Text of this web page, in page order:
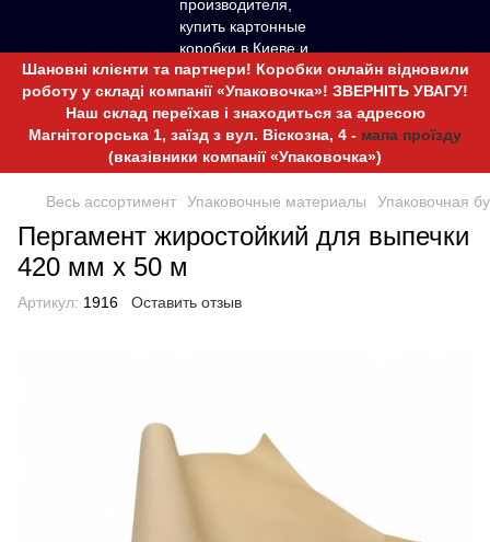
Шановні клієнти та партнери! Коробки онлайн відновили
роботу у складі компанії «Упаковочка»! ЗВЕРНІТЬ УВАГУ!
Наш склад переїхав і знаходиться за адресою
Магнітогорська 1, заїзд з вул. Віскозна, 4 - мапа проїзду
(вказівники компанії «Упаковочка»)
Весь ассортимент Упаковочные материалы Упаковочная
Пергамент жиростойкий для выпечки
420 мм х 50 м
Артикул: 1916 Оставить отзыв